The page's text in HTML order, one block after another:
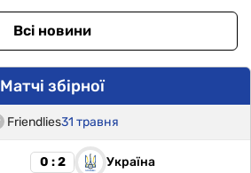
Всі новини
Матчі збірної
Friendlies31 травня
0 : 2 Україна